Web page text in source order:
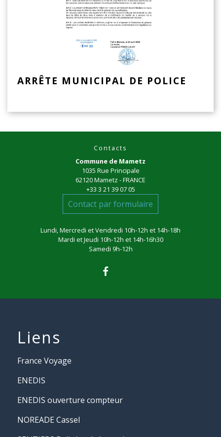
ARRÊTE MUNICIPAL DE POLICE
Contacts
Commune de Mametz
1035 Rue Principale
62120 Mametz - FRANCE
+33 3 21 39 07 05
Contact par formulaire
Lundi, Mercredi et Vendredi 10h-12h et 14h-18h
Mardi et Jeudi 10h-12h et 14h-16h30
Samedi 9h-12h
Liens
France Voyage
ENEDIS
ENEDIS ouverture compteur
NOREADE Cassel